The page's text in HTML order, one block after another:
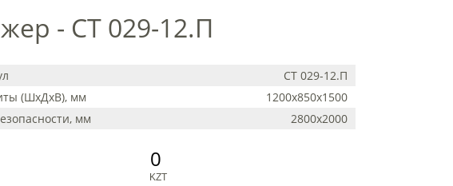
- СТ 029-12.П
СТ 029-12.П
(ШхДхВ), мм
1200х850х1500
мм
2800х2000
0
KZT